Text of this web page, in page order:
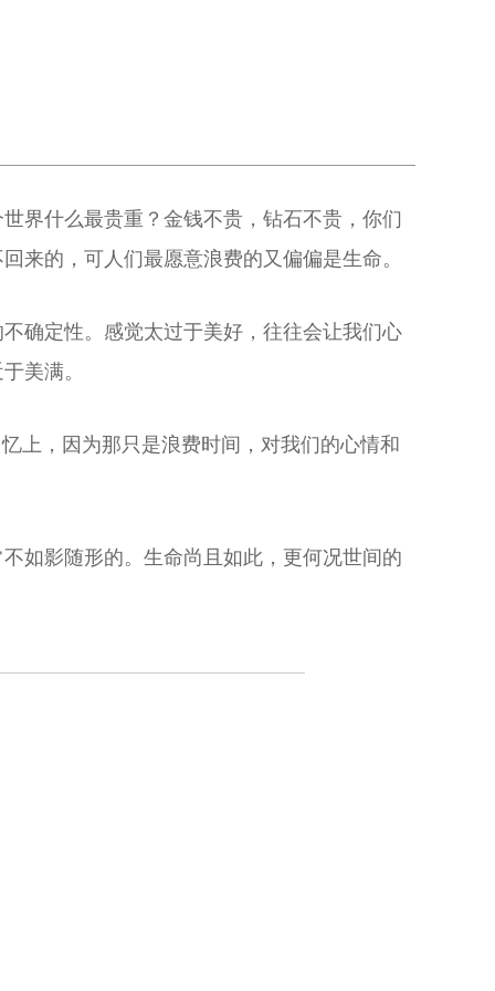
界什么最贵重？金钱不贵，钻石不贵，你们
来的，可人们最愿意浪费的又偏偏是生命。
确定性。感觉太过于美好，往往会让我们心
美满。
上，因为那只是浪费时间，对我们的心情和
如影随形的。生命尚且如此，更何况世间的